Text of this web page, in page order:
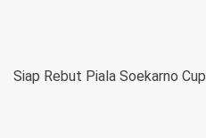
Siap Rebut Piala Soekarno Cup